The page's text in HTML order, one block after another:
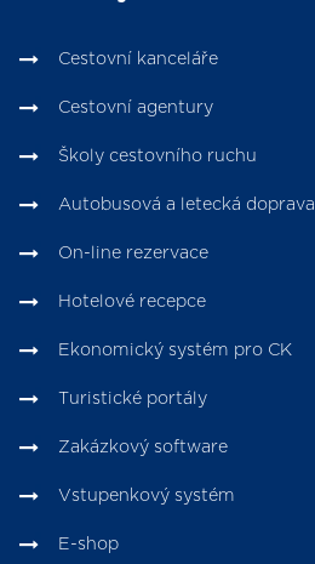
Cestovní kanceláře
Cestovní agentury
Školy cestovního ruchu
Autobusová a letecká doprava
On-line rezervace
Hotelové recepce
Ekonomický systém pro CK
Turistické portály
Zakázkový software
Vstupenkový systém
E-shop